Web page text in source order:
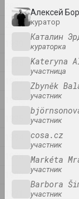
2001
2000
Алексей
куратор
Каталин
кураторка
Kateryna
участница
Zbyněk
участник
участник
cosa.cz
участник
Markéta
участник
Barbora
участник